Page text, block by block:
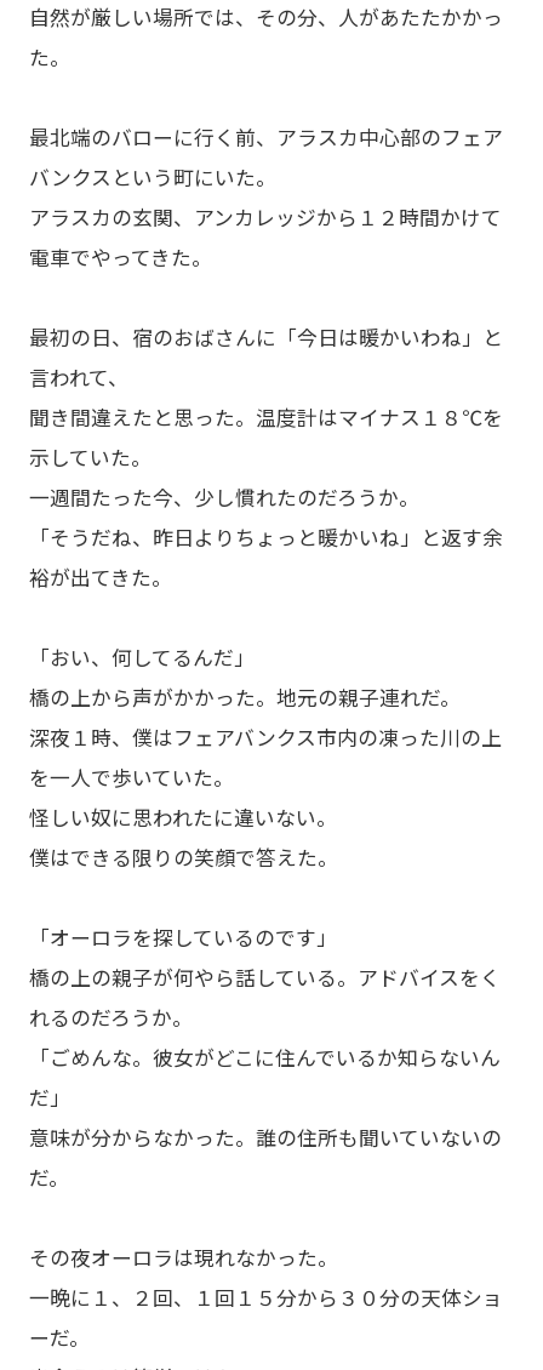
自然が厳しい場所では、その分、人があたたかかっ
た。
最北端のバローに行く前、アラスカ中心部のフェア
バンクスという町にいた。
アラスカの玄関、アンカレッジから１２時間かけて
電車でやってきた。
最初の日、宿のおばさんに「今日は暖かいわね」と
言われて、
聞き間違えたと思った。温度計はマイナス１８℃を
示していた。
一週間たった今、少し慣れたのだろうか。
「そうだね、昨日よりちょっと暖かいね」と返す余
裕が出てきた。
「おい、何してるんだ」
橋の上から声がかかった。地元の親子連れだ。
深夜１時、僕はフェアバンクス市内の凍った川の上
を一人で歩いていた。
怪しい奴に思われたに違いない。
僕はできる限りの笑顔で答えた。
「オーロラを探しているのです」
橋の上の親子が何やら話している。アドバイスをく
れるのだろうか。
「ごめんな。彼女がどこに住んでいるか知らないん
だ」
意味が分からなかった。誰の住所も聞いていないの
だ。
その夜オーロラは現れなかった。
一晩に１、２回、１回１５分から３０分の天体ショ
ーだ。